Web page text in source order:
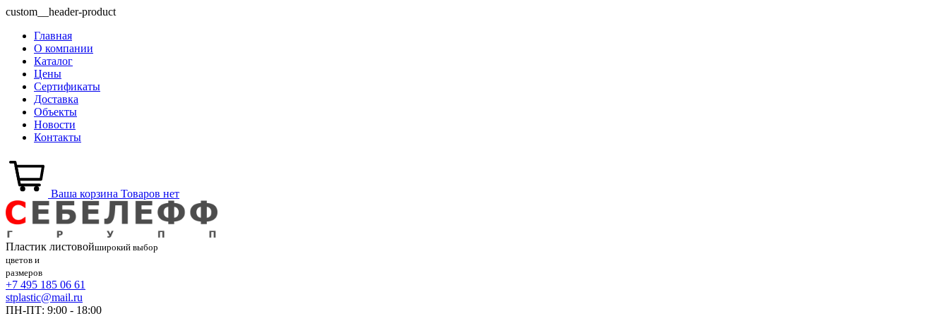
custom__header-product
Главная
О компании
Каталог
Цены
Сертификаты
Доставка
Объекты
Новости
Контакты
Ваша корзина Товаров нет
Пластик листовойширокий выбор
цветов и
размеров
+7 495 185 06 61
stplastic@mail.ru
ПН-ПТ: 9:00 - 18:00